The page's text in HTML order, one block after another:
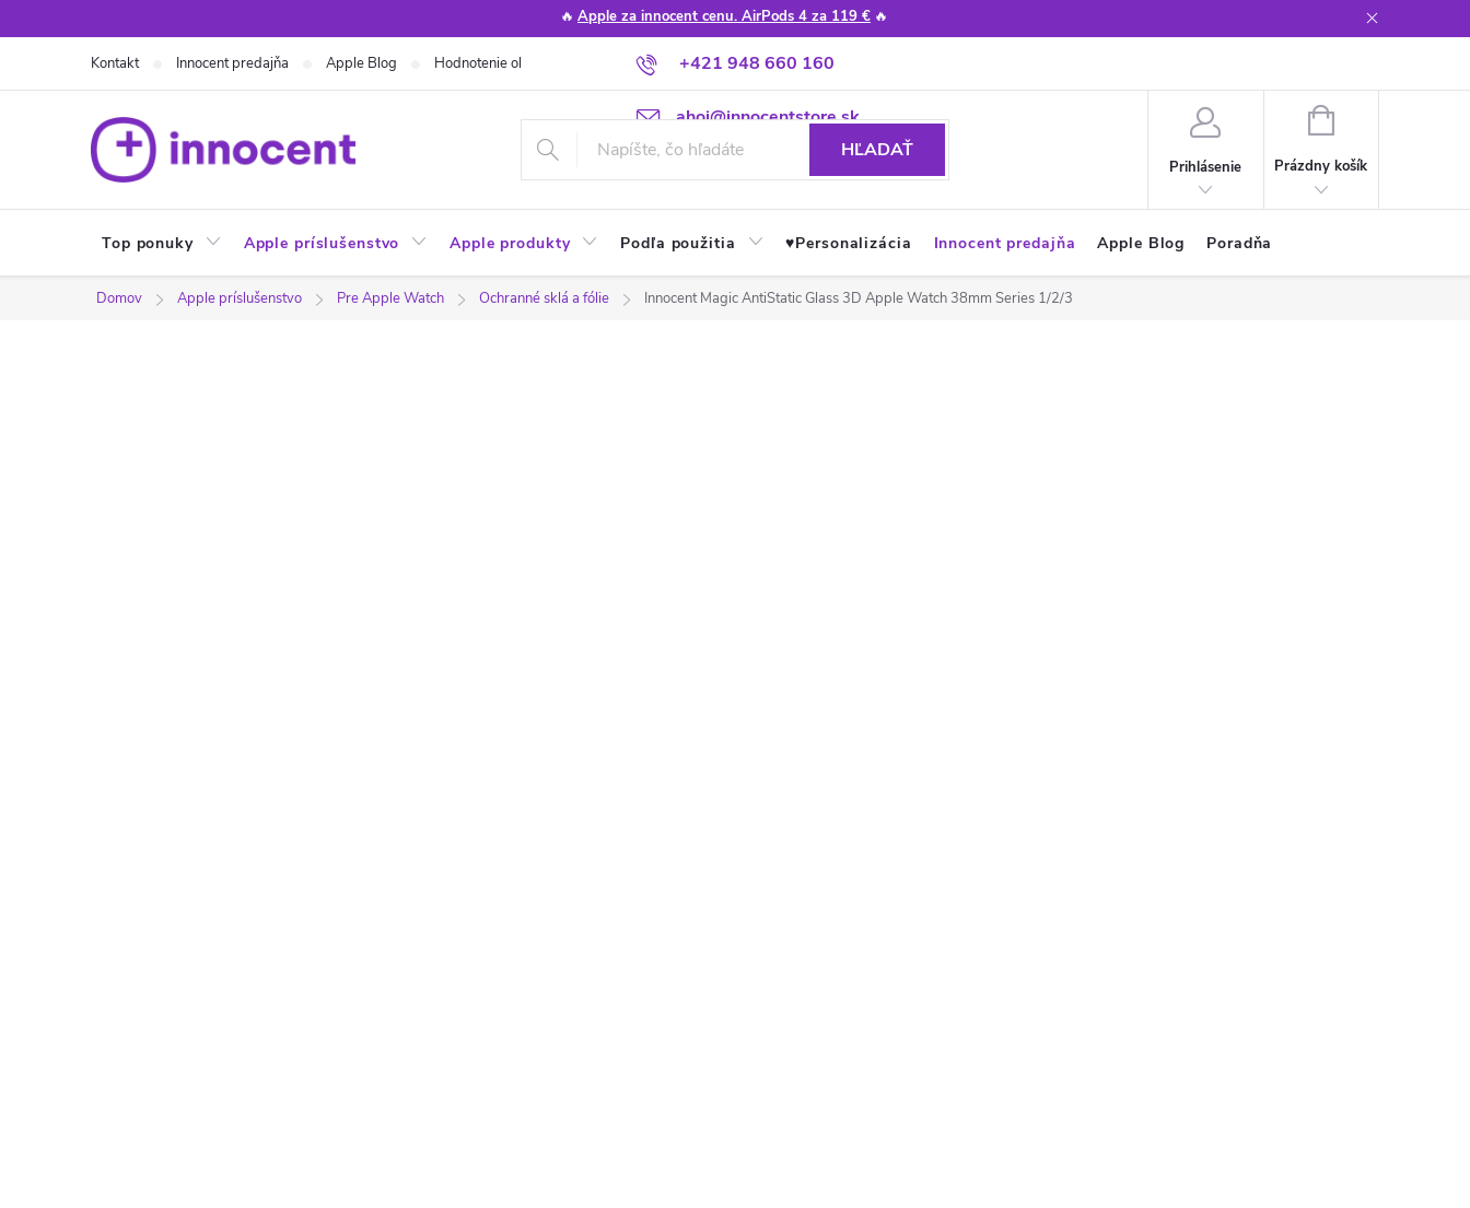
na
🔥 Apple za innocent cenu. AirPods 4 za 119 € 🔥
+421 948 660 160
ahoj@innocentstore.sk
Kontakt Innocent predajňa Apple Blog Hodnotenie obchodu Poradňa Apple návody a tipy
HĽADAŤ
Prihlásenie
NÁKUPNÝ
Prázdny košík
Top ponuky Apple príslušenstvo Apple produkty Podľa použitia ♥︎Personalizácia Innocent predajňa Apple Blog Poradňa
Domov Apple príslušenstvo Pre Apple Watch Ochranné sklá a fólie Innocent Magic AntiStatic Glass 3D Apple Watch 38mm Series 1/2/3